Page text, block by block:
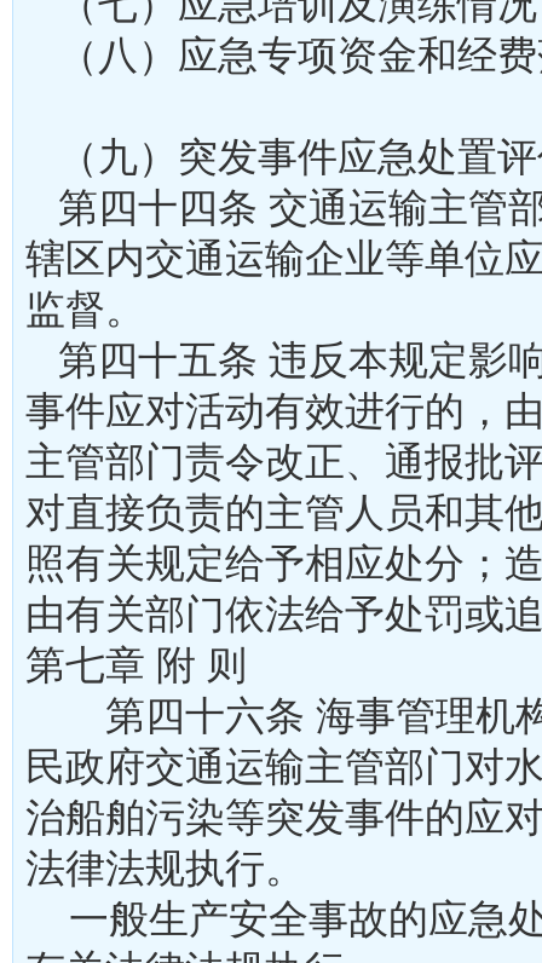
（八）应急专项资金和经
（九）突发事件应急处
第四十四条 交通运输主管
辖区内交通运输企业等单位
监督。
第四十五条 违反本规定影
事件应对活动有效进行的，
主管部门责令改正、通报批
对直接负责的主管人员和其
照有关规定给予相应处分；
由有关部门依法给予处罚或
第七章 附 则
第四十六条 海事管理机
民政府交通运输主管部门对
治船舶污染等突发事件的应
法律法规执行。
一般生产安全事故的应急